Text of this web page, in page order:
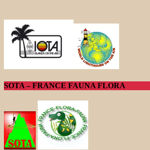
SOTA – FRANCE FAUNA FLORA